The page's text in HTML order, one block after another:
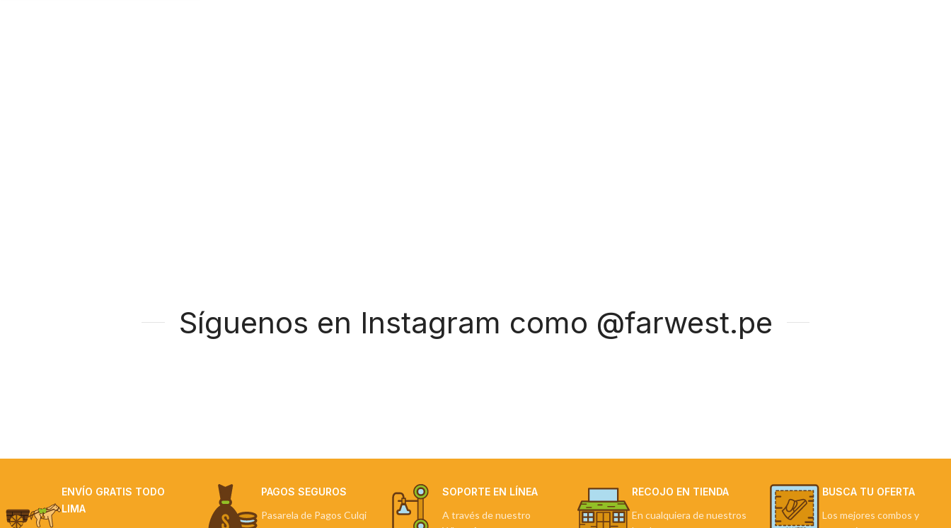
Síguenos en Instagram como @farwest.pe
ENVÍO GRATIS TODO
LIMA
PAGOS SEGUROS
Pasarela de Pagos Culqi
SOPORTE EN LÍNEA
A través de nuestro
RECOJO EN TIENDA
En cualquiera de nuestros
BUSCA TU OFERTA
Los mejores combos y